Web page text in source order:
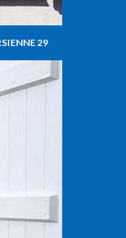
29